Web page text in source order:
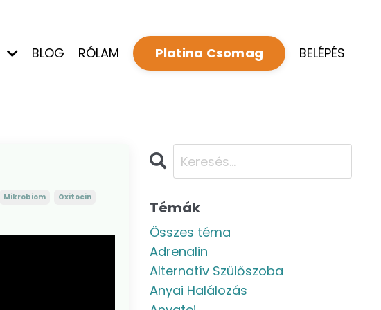
BLOG RÓLAM Platina Csomag BELÉPÉS
Mikrobiom
Oxitocin
Témák
Összes téma
Adrenalin
Alternatív Szülőszoba
Anyai Halálozás